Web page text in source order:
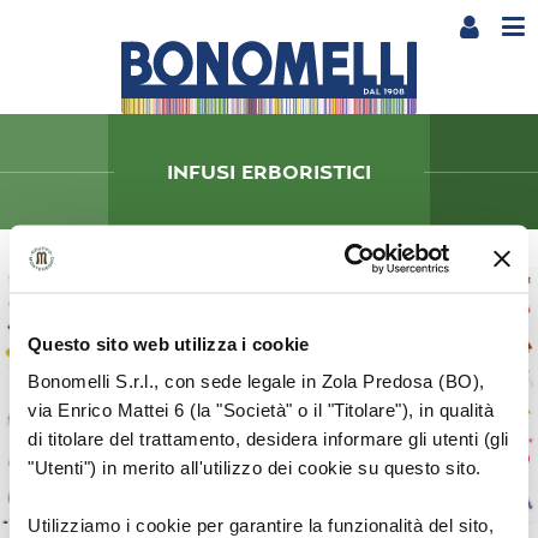
Questo sito web utilizza i cookie
Bonomelli S.r.l., con sede legale in Zola Predosa (BO),
via Enrico Mattei 6 (la "Società" o il "Titolare"), in qualità
di titolare del trattamento, desidera informare gli utenti (gli
"Utenti") in merito all'utilizzo dei cookie su questo sito.
Utilizziamo i cookie per garantire la funzionalità del sito,
INFUSI ERBORISTICI
Speziato e digestivo
FINOCCHIO E
FINOCCHIETTO SELVATICO